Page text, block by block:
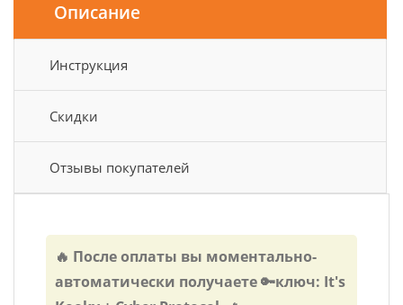
Описание
Инструкция
Скидки
Отзывы покупателей
🔥 После оплаты вы моментально-
автоматически получаете 🔑ключ: It's